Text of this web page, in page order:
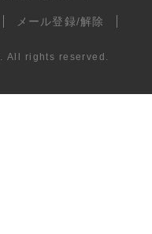
メール登録/解除
All rights reserved.